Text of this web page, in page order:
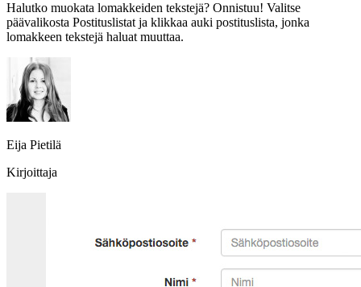
Halutko muokata lomakkeiden tekstejä? Onnistuu! Valitse
päävalikosta Postituslistat ja klikkaa auki postituslista, jonka
lomakkeen tekstejä haluat muuttaa.
Eija Pietilä
Kirjoittaja